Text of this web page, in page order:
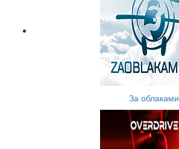
За облаками